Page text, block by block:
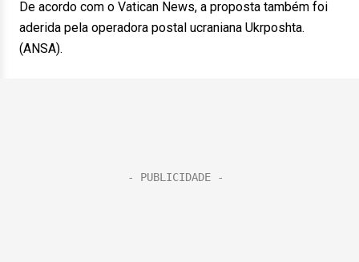
De acordo com o Vatican News, a proposta também foi
aderida pela operadora postal ucraniana Ukrposhta.
(ANSA).